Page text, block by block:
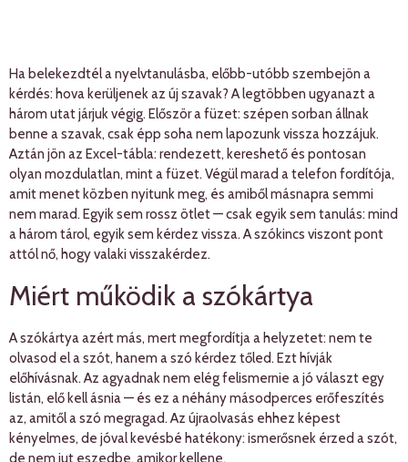
Ha belekezdtél a nyelvtanulásba, előbb-utóbb szembejön a
kérdés: hova kerüljenek az új szavak? A legtöbben ugyanazt a
három utat járjuk végig. Először a füzet: szépen sorban állnak
benne a szavak, csak épp soha nem lapozunk vissza hozzájuk.
Aztán jön az Excel-tábla: rendezett, kereshető és pontosan
olyan mozdulatlan, mint a füzet. Végül marad a telefon fordítója,
amit menet közben nyitunk meg, és amiből másnapra semmi
nem marad. Egyik sem rossz ötlet — csak egyik sem tanulás: mind
a három tárol, egyik sem kérdez vissza. A szókincs viszont pont
attól nő, hogy valaki visszakérdez.
Miért működik a szókártya
A szókártya azért más, mert megfordítja a helyzetet: nem te
olvasod el a szót, hanem a szó kérdez tőled. Ezt hívják
előhívásnak. Az agyadnak nem elég felismernie a jó választ egy
listán, elő kell ásnia — és ez a néhány másodperces erőfeszítés
az, amitől a szó megragad. Az újraolvasás ehhez képest
kényelmes, de jóval kevésbé hatékony: ismerősnek érzed a szót,
de nem jut eszedbe, amikor kellene.